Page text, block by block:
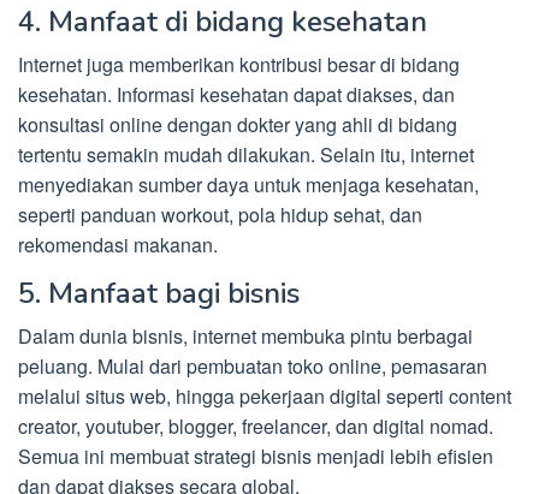
4. Manfaat di bidang kesehatan
Internet juga memberikan kontribusi besar di bidang
kesehatan. Informasi kesehatan dapat diakses, dan
konsultasi online dengan dokter yang ahli di bidang
tertentu semakin mudah dilakukan. Selain itu, internet
menyediakan sumber daya untuk menjaga kesehatan,
seperti panduan workout, pola hidup sehat, dan
rekomendasi makanan.
5. Manfaat bagi bisnis
Dalam dunia bisnis, internet membuka pintu berbagai
peluang. Mulai dari pembuatan toko online, pemasaran
melalui situs web, hingga pekerjaan digital seperti content
creator, youtuber, blogger, freelancer, dan digital nomad.
Semua ini membuat strategi bisnis menjadi lebih efisien
dan dapat diakses secara global.